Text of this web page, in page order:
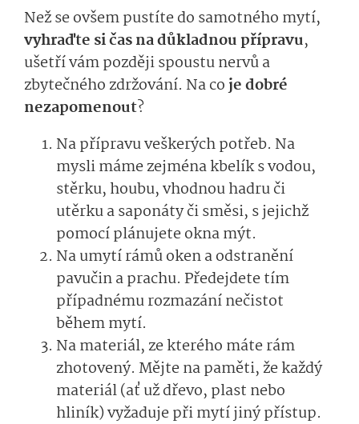
Než se ovšem pustíte do samotného mytí,
vyhraďte si čas na důkladnou přípravu,
ušetří vám později spoustu nervů a
zbytečného zdržování. Na coje dobré
nezapomenout?
Na přípravu veškerých potřeb. Na
mysli máme zejména kbelík s vodou,
stěrku, houbu, vhodnou hadru či
utěrku a saponáty či směsi, s jejichž
pomocí plánujete okna mýt.
Na umytí rámů oken a odstranění
pavučin a prachu. Předejdete tím
případnému rozmazání nečistot
během mytí.
Na materiál, ze kterého máte rám
zhotovený. Mějte na paměti, že každý
materiál (ať už dřevo, plast nebo
hliník) vyžaduje při mytí jiný přístup.